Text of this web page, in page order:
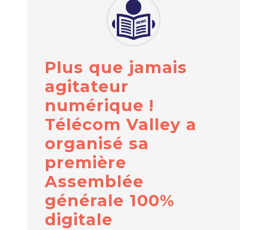
Plus que jamais
agitateur
numérique !
Télécom Valley a
organisé sa
première
Assemblée
générale 100%
digitale